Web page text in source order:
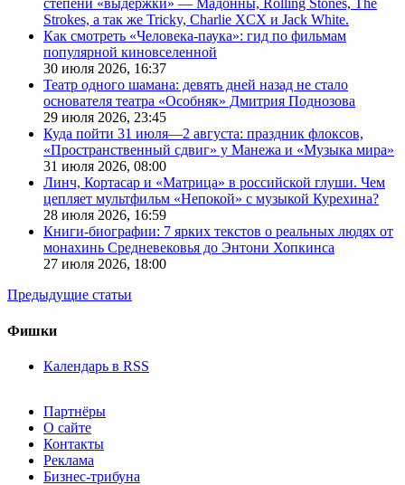
степени «выдержки» — Мадонны, Rolling Stones, The
Strokes, а так же Tricky, Charlie XCX и Jack White.
Как смотреть «Человека-паука»: гид по фильмам
популярной киновселенной
30 июля 2026, 16:37
Театр одного шамана: девять дней назад не стало
основателя театра «Особняк» Дмитрия Поднозова
29 июля 2026, 23:45
Куда пойти 31 июля—2 августа: праздник флоксов,
«Пространственный сдвиг» у Манежа и «Музыка мира»
31 июля 2026, 08:00
Линч, Кортасар и «Матрица» в российской глуши. Чем
цепляет мультфильм «Непокой» с музыкой Курехина?
28 июля 2026, 16:59
Книги-биографии: 7 ярких текстов о реальных людях от
монахинь Средневековья до Энтони Хопкинса
27 июля 2026, 18:00
Предыдущие статьи
Фишки
Календарь в RSS
Партнёры
О сайте
Контакты
Реклама
Бизнес-трибуна